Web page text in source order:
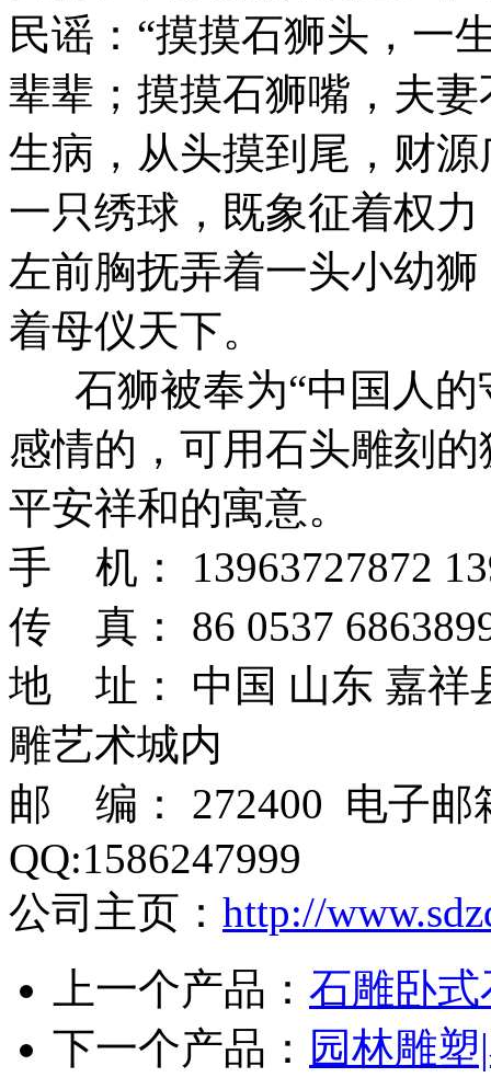
民谣：“摸摸石狮头，一
辈辈；摸摸石狮嘴，夫
生病，从头摸到尾，财
一只绣球，既象征着权
左前胸抚弄着一头小幼
着母仪天下。
石狮被奉为“中国人的
感情的，可用石头雕刻
平安祥和的寓意。
手 机： 13963727872
传 真： 86 0537
地 址： 中国 山东 嘉祥
雕艺术城内
邮 编： 272400 电子邮
QQ:1586247999
公司主页： http://
上一个产品： 石雕卧
下一个产品： 园林雕